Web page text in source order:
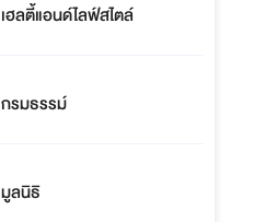
เฮลตี้แอนด์ไลฟ์สไตล์
กรมธรรม์
มูลนิธิ